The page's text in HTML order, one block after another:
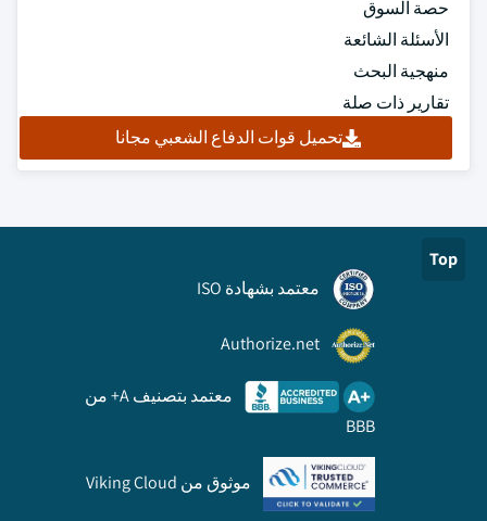
حصة السوق
الأسئلة الشائعة
منهجية البحث
تقارير ذات صلة
تحميل قوات الدفاع الشعبي مجانا
Top
معتمد بشهادة ISO
Authorize.net
معتمد بتصنيف A+ من
BBB
موثوق من Viking Cloud